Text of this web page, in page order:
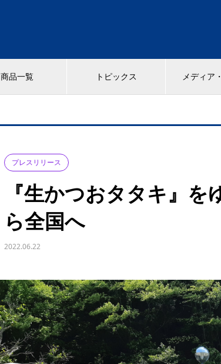
商品一覧 トピックス メディア
プレスリリース
『生かつおタタキ』
ら全国へ
2022.06.22